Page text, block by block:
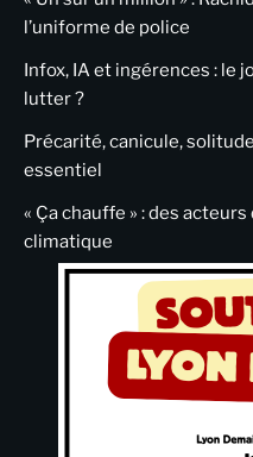
l’uniforme de police
Infox, IA et ingérences : le
lutter ?
Précarité, canicule,
essentiel
« Ça chauffe » : des
climatique